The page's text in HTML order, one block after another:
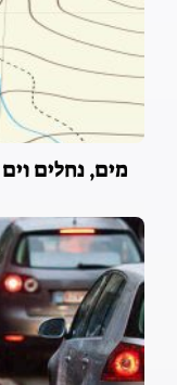
מים, נחלים וים